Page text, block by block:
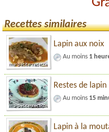
Recettes similaires
Lapin aux noix
Au moins 1
Restes de lapin
Au moins 15
Lapin à la